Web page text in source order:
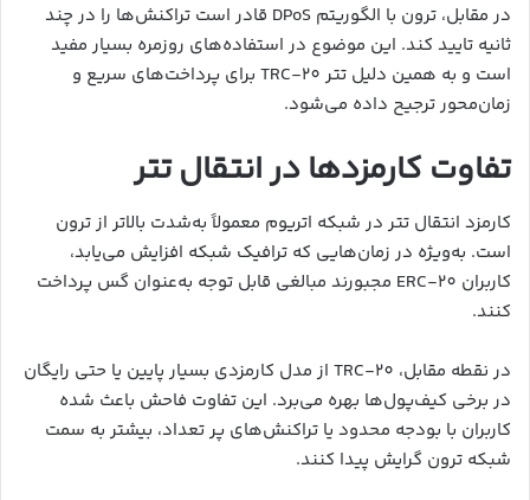
در مقابل، ترون با الگوریتم DPoS قادر است تراکنش‌ها را در چند
ثانیه تایید کند. این موضوع در استفاده‌های روزمره بسیار مفید
است و به همین دلیل تتر TRC-20 برای پرداخت‌های سریع و
زمان‌محور ترجیح داده می‌شود.
تفاوت کارمزدها در انتقال تتر
کارمزد انتقال تتر در شبکه اتریوم معمولاً به‌شدت بالاتر از ترون
است. به‌ویژه در زمان‌هایی که ترافیک شبکه افزایش می‌یابد،
کاربران ERC-20 مجبورند مبالغی قابل توجه به‌عنوان گس پرداخت
کنند.
در نقطه مقابل، TRC-20 از مدل کارمزدی بسیار پایین یا حتی رایگان
در برخی کیف‌پول‌ها بهره می‌برد. این تفاوت فاحش باعث شده
کاربران با بودجه محدود یا تراکنش‌های پر تعداد، بیشتر به سمت
شبکه ترون گرایش پیدا کنند.